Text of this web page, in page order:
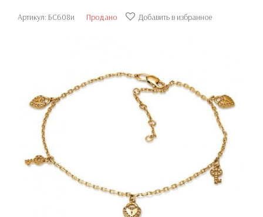
Артикул: БС608и Продано Добавить в избранное